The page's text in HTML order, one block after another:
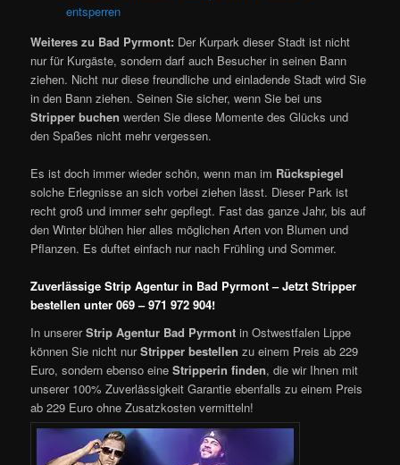
entsperren
Weiteres zu Bad Pyrmont: Der Kurpark dieser Stadt ist nicht
nur für Kurgäste, sondern darf auch Besucher in seinen Bann
ziehen. Nicht nur diese freundliche und einladende Stadt wird Sie
in den Bann ziehen. Seinen Sie sicher, wenn Sie bei uns
Stripper buchen werden Sie diese Momente des Glücks und
den Spaßes nicht mehr vergessen.
Es ist doch immer wieder schön, wenn man im Rückspiegel
solche Erlegnisse an sich vorbei ziehen lässt. Dieser Park ist
recht groß und immer sehr gepflegt. Fast das ganze Jahr, bis auf
den Winter blühen hier alles möglichen Arten von Blumen und
Pflanzen. Es duftet einfach nur nach Frühling und Sommer.
Zuverlässige Strip Agentur in Bad Pyrmont – Jetzt Stripper
bestellen unter 069 – 971 972 904!
In unsererStrip Agentur Bad Pyrmont in Ostwestfalen Lippe
können Sie nicht nurStripper bestellen zu einem Preis ab 229
Euro, sondern ebenso eineStripperin finden, die wir Ihnen mit
unserer 100% Zuverlässigkeit Garantie ebenfalls zu einem Preis
ab 229 Euro ohne Zusatzkosten vermitteln!